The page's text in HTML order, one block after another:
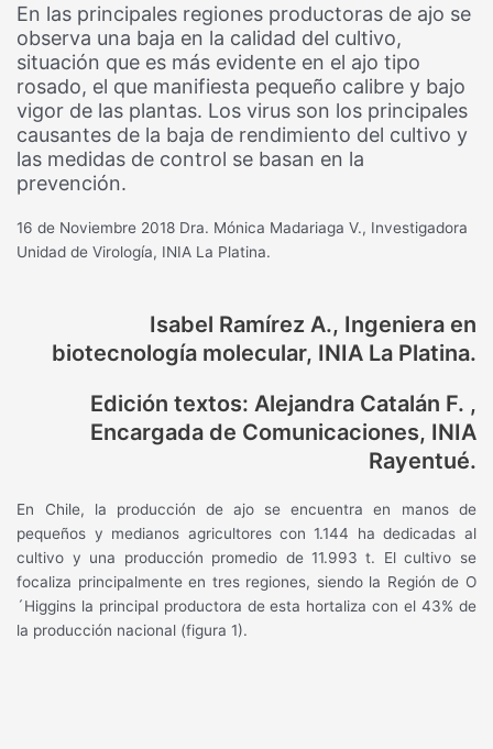
En las principales regiones productoras de ajo se
observa una baja en la calidad del cultivo,
situación que es más evidente en el ajo tipo
rosado, el que manifiesta pequeño calibre y bajo
vigor de las plantas. Los virus son los principales
causantes de la baja de rendimiento del cultivo y
las medidas de control se basan en la
prevención.
16 de Noviembre 2018 Dra. Mónica Madariaga V., Investigadora
Unidad de Virología, INIA La Platina.
Isabel Ramírez A., Ingeniera en
biotecnología molecular, INIA La Platina.
Edición textos: Alejandra Catalán F. ,
Encargada de Comunicaciones, INIA
Rayentué.
En Chile, la producción de ajo se encuentra en manos de
pequeños y medianos agricultores con 1.144 ha dedicadas al
cultivo y una producción promedio de 11.993 t. El cultivo se
focaliza principalmente en tres regiones, siendo la Región de O
´Higgins la principal productora de esta hortaliza con el 43% de
la producción nacional (figura 1).